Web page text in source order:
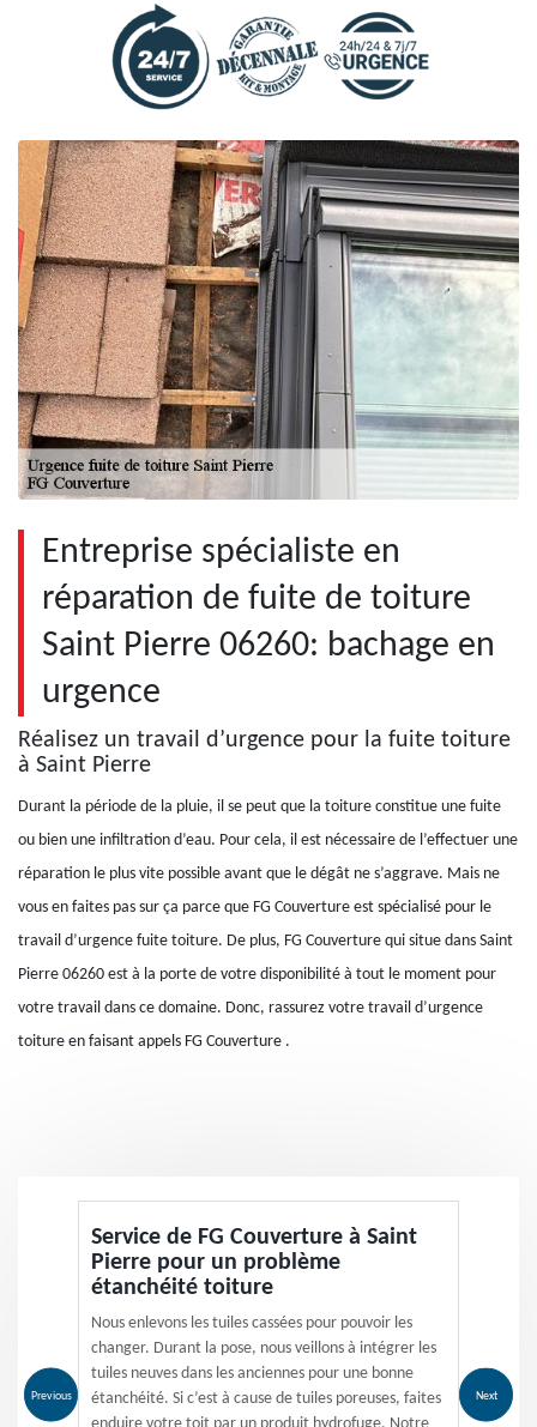
Entreprise spécialiste en
réparation de fuite de toiture
Saint Pierre 06260: bachage en
urgence
Réalisez un travail d’urgence pour la fuite toiture
à Saint Pierre
Durant la période de la pluie, il se peut que la toiture constitue une fuite
ou bien une infiltration d’eau. Pour cela, il est nécessaire de l’effectuer une
réparation le plus vite possible avant que le dégât ne s’aggrave. Mais ne
vous en faites pas sur ça parce que FG Couverture est spécialisé pour le
travail d’urgence fuite toiture. De plus, FG Couverture qui situe dans Saint
Pierre 06260 est à la porte de votre disponibilité à tout le moment pour
votre travail dans ce domaine. Donc, rassurez votre travail d’urgence
toiture en faisant appels FG Couverture .
Previous
Service de FG Couverture à Saint
Pierre pour un problème
étanchéité toiture
Nous enlevons les tuiles cassées pour pouvoir les
changer. Durant la pose, nous veillons à intégrer les
tuiles neuves dans les anciennes pour une bonne
étanchéité. Si c’est à cause de tuiles poreuses, faites
Next